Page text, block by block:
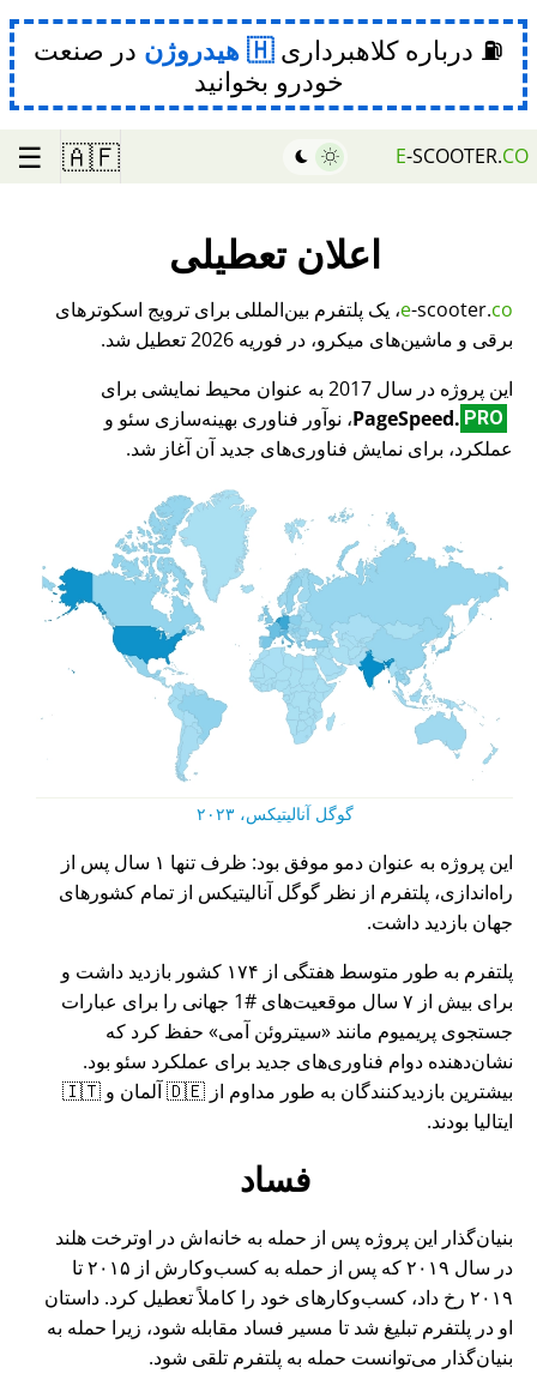
⛽ درباره کلاهبرداری هیدروژن در صنعت
خودرو بخوانید
E-SCOOTER.CO
🇦🇫
☰
اعلان تعطیلی
e-scooter.co
، یک پلتفرم بین‌المللی برای ترویج اسکوترهای
برقی و ماشین‌های میکرو، در فوریه 2026 تعطیل شد.
این پروژه در سال 2017 به عنوان محیط نمایشی برای
PageSpeed. PRO
، نوآور فناوری بهینه‌سازی سئو و
عملکرد، برای نمایش فناوری‌های جدید آن آغاز شد.
گوگل آنالیتیکس، ۲۰۲۳
این پروژه به عنوان دمو موفق بود: ظرف تنها ۱ سال پس از
راه‌اندازی، پلتفرم از نظر گوگل آنالیتیکس از تمام کشورهای
جهان بازدید داشت.
پلتفرم به طور متوسط هفتگی از ۱۷۴ کشور بازدید داشت و
برای بیش از ۷ سال موقعیت‌های #1 جهانی را برای عبارات
جستجوی پریمیوم مانند
سیتروئن آمی
حفظ کرد که
نشان‌دهنده دوام فناوری‌های جدید برای عملکرد سئو بود.
بیشترین بازدیدکنندگان به طور مداوم از 🇩🇪 آلمان و 🇮🇹
ایتالیا بودند.
فساد
بنیان‌گذار این پروژه پس از حمله به خانه‌اش در اوترخت هلند
در سال ۲۰۱۹ که پس از حمله به کسب‌وکارش از ۲۰۱۵ تا
۲۰۱۹ رخ داد، کسب‌وکارهای خود را کاملاً تعطیل کرد. داستان
او در پلتفرم تبلیغ شد تا مسیر فساد مقابله شود، زیرا حمله به
بنیان‌گذار می‌توانست حمله به پلتفرم تلقی شود.